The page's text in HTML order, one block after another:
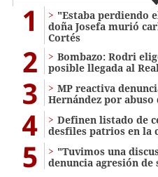
1
"Estaba perdiendo
doña Josefa murió
Cortés
2
Bombazo: Rodri
posible llegada al
3
MP reactiva
Hernández por
4
Definen listado de
desfiles patrios en la
5
"Tuvimos una
denuncia agresión de